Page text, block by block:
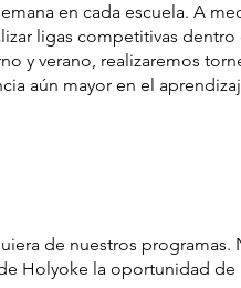
en cada escuela. A
ligas competitivas dentro
y verano, realizaremos
aún mayor en el
de nuestros programas.
Holyoke la oportunidad de